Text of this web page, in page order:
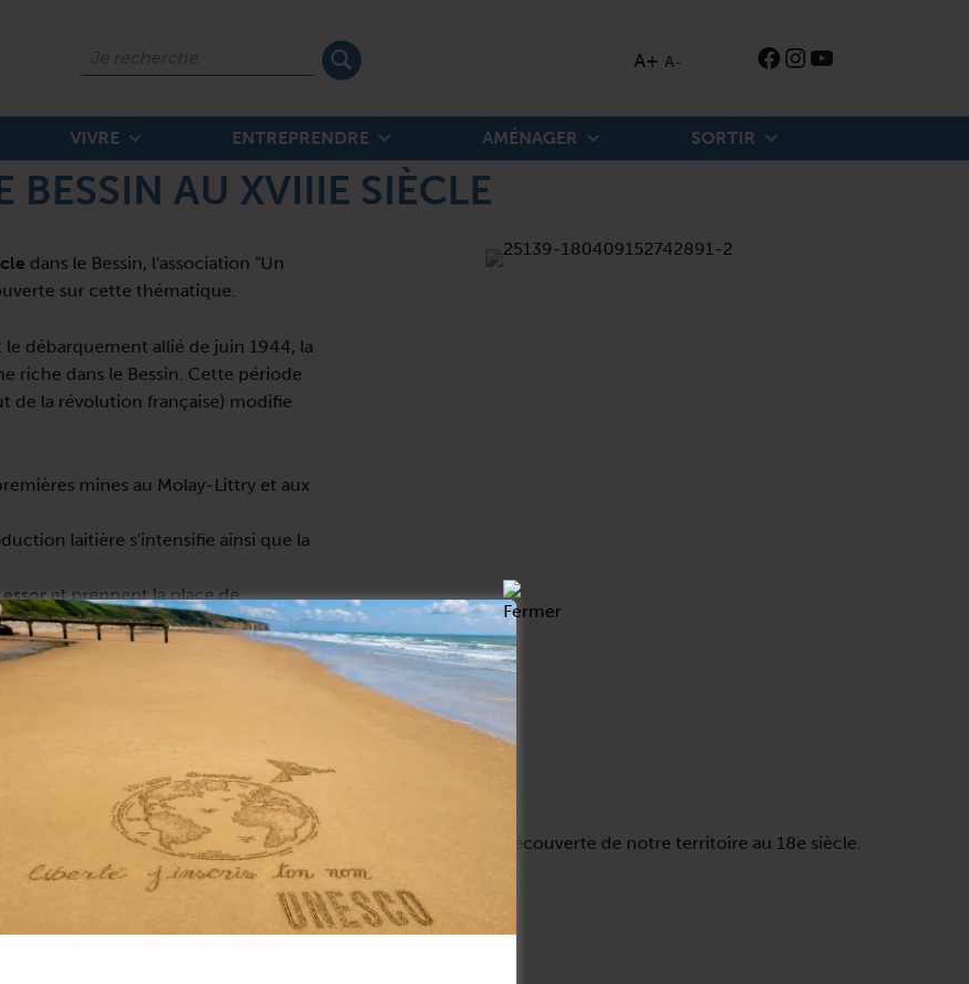
VIVRE ENTREPRENDRE AMÉNAGER SORTIR
A+ A- Ouverture de Facebook
Instagram
YouTube
BESSIN AU XVIIIE SIÈCLE
dans le Bessin, l'association "Un
sur cette thématique.
débarquement allié de juin 1944, la
riche dans le Bessin. Cette période
de la révolution française) modifie
mines au Molay-Littry et aux
laitière s'intensifie ainsi que la
et prennent la place de
aussi appelées folies apparaissent
Château d'Asnières en Bessin...).
intellectuelle et
et des actions de sensibilisation,
période et développer un nouveau
du territoire.
l'association "Un nouveau monde" ont créées 2 circuits de découverte de notre territoire au 18e siècle.
Tour-en-Bessin à Isigny-sur-Mer